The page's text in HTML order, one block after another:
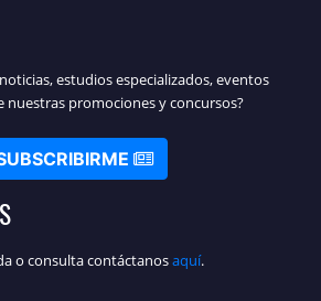
estudios especializados, eventos
nuestras promociones y concursos?
o consulta contáctanosaquí.